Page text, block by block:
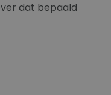
dat bepaald